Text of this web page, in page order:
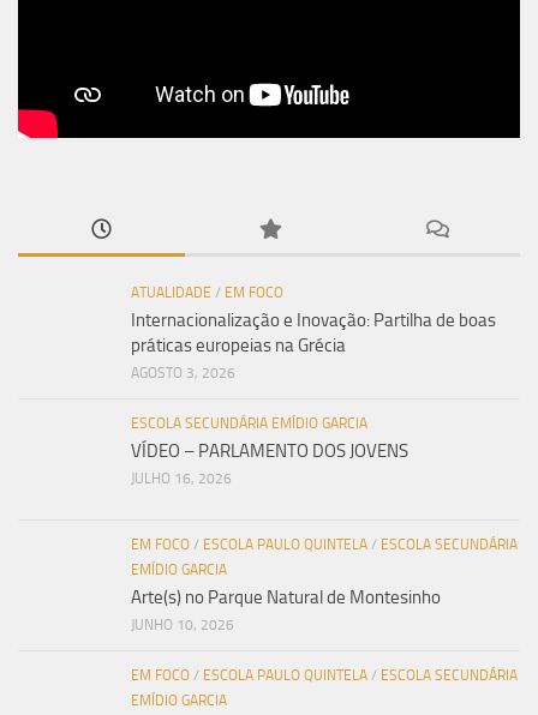
ATUALIDADE / EM FOCO
Internacionalização e Inovação: Partilha de boas
práticas europeias na Grécia
AGOSTO 3, 2026
ESCOLA SECUNDÁRIA EMÍDIO GARCIA
VÍDEO – PARLAMENTO DOS JOVENS
JULHO 16, 2026
EM FOCO / ESCOLA PAULO QUINTELA / ESCOLA SECUNDÁRIA
EMÍDIO GARCIA
Arte(s) no Parque Natural de Montesinho
JUNHO 10, 2026
EM FOCO / ESCOLA PAULO QUINTELA / ESCOLA SECUNDÁRIA
EMÍDIO GARCIA